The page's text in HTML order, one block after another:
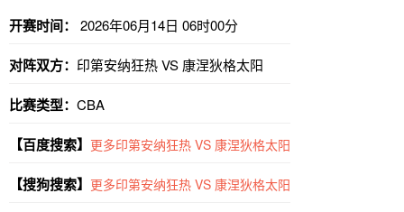
开赛时间： 2026年06月14日 06时00分
对阵双方： 印第安纳狂热 VS 康涅狄格太阳
比赛类型： CBA
【百度搜索】 更多印第安纳狂热 VS 康涅狄格太阳
【搜狗搜索】 更多印第安纳狂热 VS 康涅狄格太阳